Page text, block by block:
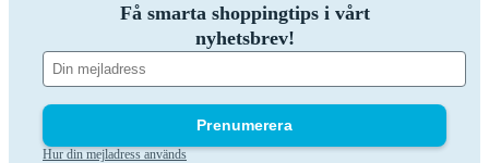
Få smarta shoppingtips i vårt
nyhetsbrev!
Prenumerera
Hur din mejladress används